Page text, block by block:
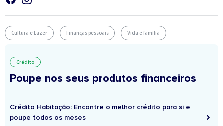
Cultura e Lazer Finanças pessoais Vida e família
Crédito
Poupe nos seus produtos financeiros
Crédito Habitação: Encontre o melhor crédito para si e
poupe todos os meses